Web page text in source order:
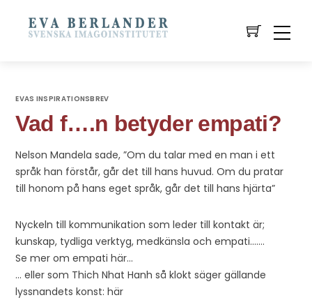
EVAS INSPIRATIONSBREV
Vad f….n betyder empati?
Nelson Mandela sade, ”Om du talar med en man i ett
språk han förstår, går det till hans huvud. Om du pratar
till honom på hans eget språk, går det till hans hjärta”
Nyckeln till kommunikation som leder till kontakt är;
kunskap, tydliga verktyg, medkänsla och empati…….
Se mer om empati här…
… eller som Thich Nhat Hanh så klokt säger gällande
lyssnandets konst: här